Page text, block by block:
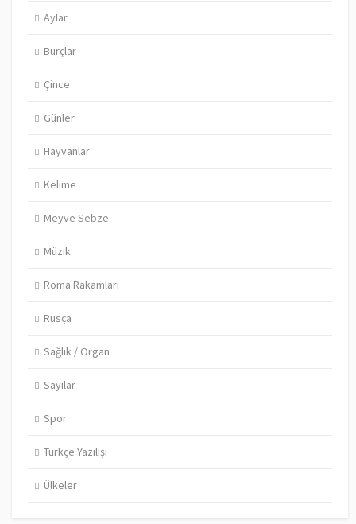
Aylar
Burçlar
Çince
Günler
Hayvanlar
Kelime
Meyve Sebze
Müzik
Roma Rakamları
Rusça
Sağlık / Organ
Sayılar
Spor
Türkçe Yazılışı
Ülkeler